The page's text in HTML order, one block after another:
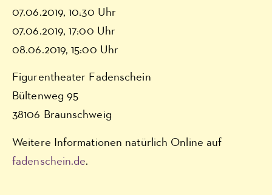
07.06.2019, 10:30 Uhr
07.06.2019, 17:00 Uhr
08.06.2019, 15:00 Uhr
Figurentheater Fadenschein
Bültenweg 95
38106 Braunschweig
Weitere Informationen natürlich Online auf
fadenschein.de.